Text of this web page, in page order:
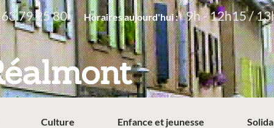
79 25 80 Horaires aujourd'hui : 9h - 12h15 /
Culture Enfance et jeunesse